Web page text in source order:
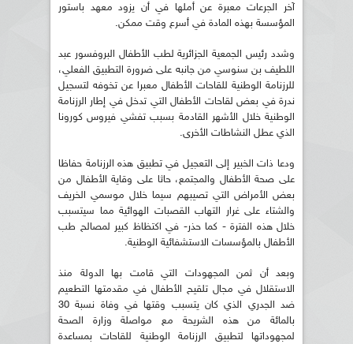
آخر الجرعات معبرة عن أملها في أن يزود معهد باستور
المؤسسة بهذه المادة في أسرع وقت ممكن.
وشدد رئيس الجمعية الجزائرية لطب الأطفال البروفسور عبد
اللطيف بن سنوسي من جانبه على ضرورة التطبيق الفعلي،
للرزنامة الوطنية للقاحات الأطفال معبرا عن تخوفه لتسجيل
ندرة في بعض لقاحات الأطفال التي تدخل في إطار الرزنامة
الوطنية خلال الأشهر القادمة بسبب تفشي فيروس كورونا
الذي عطل النشاطات الأخرى.
ودعا ذات الخبير إلى التعجيل في تطبيق هذه الرزنامة حفاظا
على صحة الأطفال والمجتمع، حاثا على وقاية الأطفال من
بعض الأمراض التي تصيبهم سيما خلال موسمي الخريف
والشتاء على غرار التهاب القصبات الهوائية مما سيتسبب
خلال هذه الفترة - كما حذر- في اكتظاظ كبير لمصالح طب
الأطفال بالمؤسسات الاستشفائية الوطنية.
وبعد أن ثمن المجهودات التي قامت بها الدولة منذ
الاستقلال في مجال تلقيح الأطفال في مقدمتها التطعيم
ضد الجدري الذي كان يتسبب وقتها في وفاة نسبة 30
بالمائة من هذه الشريحة مع مواصلة وزارة الصحة
لمجهوداتها لتطبيق الرزنامة الوطنية للقاحات بمساعدة